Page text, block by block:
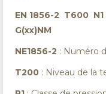
EN 1856-2 T600
G(xx)NM
NE1856-2 : Numéro
T200 : Niveau de la